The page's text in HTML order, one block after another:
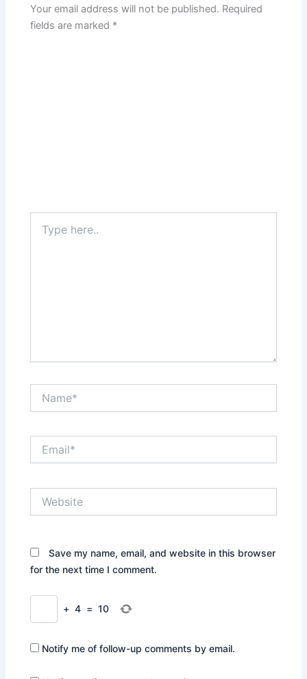
Your email address will not be published. Required
fields are marked *
here..
Save my name, email, and website in this browser
for the next time I comment.
+ 4 = 10
Notify me of follow-up comments by email.